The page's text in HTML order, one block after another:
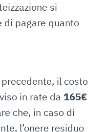
si
di pagare quanto
il costo
in rate da 165€
che, in caso di
l’onere residuo